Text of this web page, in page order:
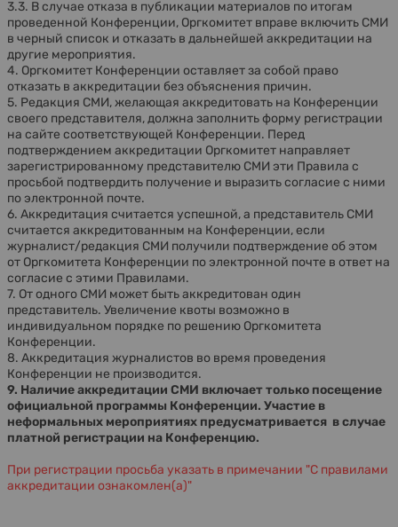
3.3. В случае отказа в публикации материалов по итогам
проведенной Конференции, Оргкомитет вправе включить СМИ
в черный список и отказать в дальнейшей аккредитации на
другие мероприятия.
4. Оргкомитет Конференции оставляет за собой право
отказать в аккредитации без объяснения причин.
5. Редакция СМИ, желающая аккредитовать на Конференции
своего представителя, должна заполнить форму регистрации
на сайте соответствующей Конференции. Перед
подтверждением аккредитации Оргкомитет направляет
зарегистрированному представителю СМИ эти Правила с
просьбой подтвердить получение и выразить согласие с ними
по электронной почте.
6. Аккредитация считается успешной, а представитель СМИ
считается аккредитованным на Конференции, если
журналист/редакция СМИ получили подтверждение об этом
от Оргкомитета Конференции по электронной почте в ответ на
согласие с этими Правилами.
7. От одного СМИ может быть аккредитован один
представитель. Увеличение квоты возможно в
индивидуальном порядке по решению Оргкомитета
Конференции.
8. Аккредитация журналистов во время проведения
Конференции не производится.
9. Наличие аккредитации СМИ включает только посещение
официальной программы Конференции. Участие в
неформальных мероприятиях предусматривается в случае
платной регистрации на Конференцию.
При регистрации просьба указать в примечании "С правилами
аккредитации ознакомлен(а)"